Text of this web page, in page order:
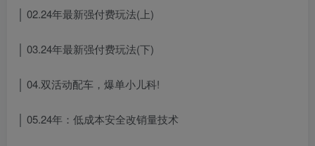
│ 02.24年最新强付费玩法(上)
│ 03.24年最新强付费玩法(下)
│ 04.双活动配车，爆单小儿科!
│ 05.24年：低成本安全改销量技术